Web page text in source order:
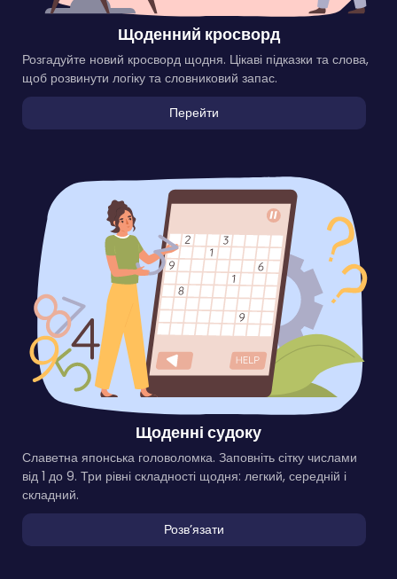
Щоденний кросворд
Розгадуйте новий кросворд щодня. Цікаві підказки та слова,
щоб розвинути логіку та словниковий запас.
Перейти
Щоденні судоку
Славетна японська головоломка. Заповніть сітку числами
від 1 до 9. Три рівні складності щодня: легкий, середній і
складний.
Розвʼязати